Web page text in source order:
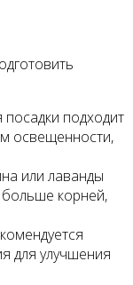
посадки подходит
освещенности,
или лаванды
больше корней,
для улучшения